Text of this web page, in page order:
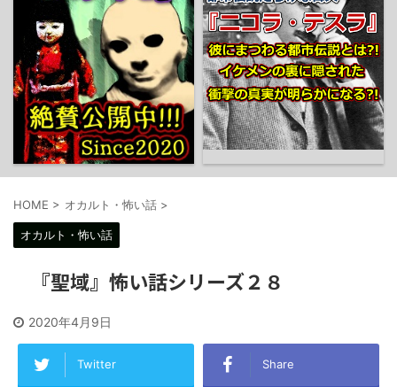
HOME > オカルト・怖い話 >
オカルト・怖い話
『聖域』怖い話シリーズ２８
2020年4月9日
Twitter Share